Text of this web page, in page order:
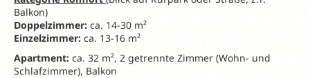
Balkon)
Doppelzimmer: ca. 14-30 m²
Einzelzimmer: ca. 13-16 m²
Apartment: ca. 32 m², 2 getrennte Zimmer (Wohn- und
Schlafzimmer), Balkon